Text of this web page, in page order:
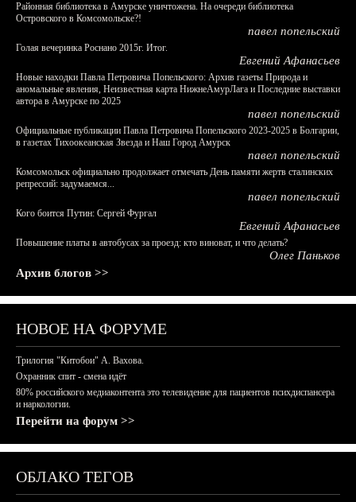
Районная библиотека в Амурске уничтожена. На очереди библиотека
Островского в Комсомольске?!
павел попельский
Голая вечеринка Роснано 2015г. Итог.
Евгений Афанасьев
Новые находки Павла Петровича Попельского: Архив газеты Природа и
аномальные явления, Неизвестная карта НижнеАмурЛага и Последние выставки
автора в Амурске по 2025
павел попельский
Официальные публикации Павла Петровича Попельского 2023-2025 в Болгарии,
в газетах Тихоокеанская Звезда и Наш Город Амурск
павел попельский
Комсомольск официально продолжает отмечать День памяти жертв сталинских
репрессий: задумаемся...
павел попельский
Кого боится Путин: Сергей Фургал
Евгений Афанасьев
Повышение платы в автобусах за проезд: кто виноват, и что делать?
Олег Паньков
Архив блогов >>
НОВОЕ НА ФОРУМЕ
Трилогия "Китобои" А. Вахова.
Охранник спит - смена идёт
80% российского медиаконтента это телевидение для пациентов психдиспансера
и наркологии.
Перейти на форум >>
ОБЛАКО ТЕГОВ